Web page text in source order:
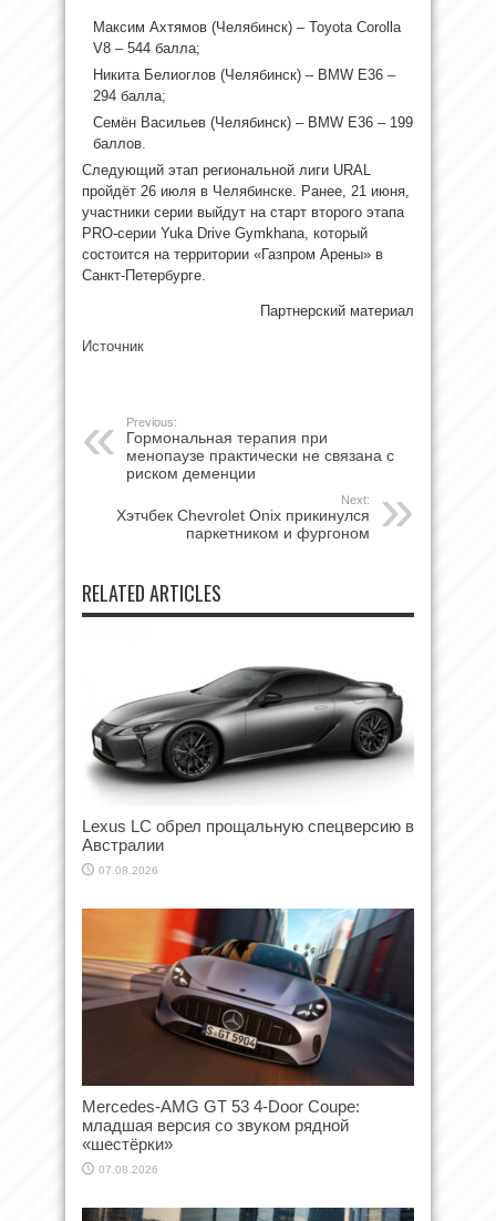
Максим Ахтямов (Челябинск) – Toyota Corolla
V8 – 544 балла;
Никита Белиоглов (Челябинск) – BMW E36 –
294 балла;
Семён Васильев (Челябинск) – BMW E36 – 199
баллов.
Следующий этап региональной лиги URAL
пройдёт 26 июля в Челябинске. Ранее, 21 июня,
участники серии выйдут на старт второго этапа
PRO-серии Yuka Drive Gymkhana, который
состоится на территории «Газпром Арены» в
Санкт-Петербурге.
Партнерский материал
Источник
Previous:
Гормональная терапия при
менопаузе практически не связана с
риском деменции
Next:
Хэтчбек Chevrolet Onix прикинулся
паркетником и фургоном
RELATED ARTICLES
Lexus LC обрел прощальную спецверсию в
Австралии
07.08.2026
Mercedes-AMG GT 53 4-Door Coupe:
младшая версия со звуком рядной
«шестёрки»
07.08.2026